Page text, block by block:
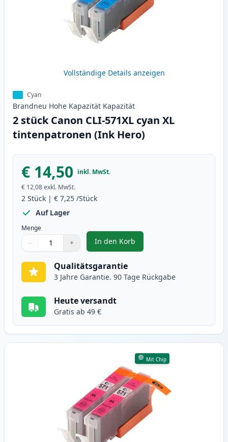
Vollständige Details anzeigen
Cyan
Brandneu Hohe Kapazität Kapazität
2 stück Canon CLI-571XL cyan XL
tintenpatronen (Ink Hero)
€ 14,50 inkl. MwSt.
€ 12,08exkl. MwSt.
2 Stück | € 7,25 /Stück
Auf Lager
Menge
Verwenden Sie die Tasten, um anzupassen
− +
1
In den Korb
, 2 stück Canon CLI-571XL cyan
Qualitätsgarantie
3 Jahre Garantie. 90 Tage Rückgabe
Heute versandt
Gratis ab 49 €
Mit Chip